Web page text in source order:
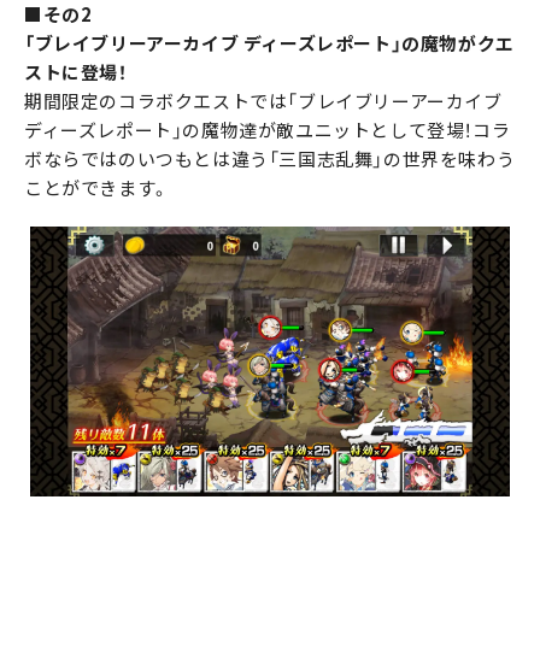
■その2
「ブレイブリーアーカイブ ディーズレポート」の魔物がクエ
ストに登場！
期間限定のコラボクエストでは「ブレイブリーアーカイブ
ディーズレポート」の魔物達が敵ユニットとして登場！コラ
ボならではのいつもとは違う「三国志乱舞」の世界を味わう
ことができます。